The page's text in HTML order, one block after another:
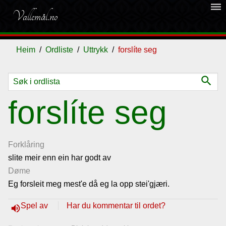
Vallemål.no
dehaze
Heim Ordliste Uttrykk forslíte seg
search
forslíte seg
Forklåring
slite meir enn ein har godt av
Døme
Eg forsleit meg mest'e då eg la opp stei'gjæri.
volume_upSpel av Har du kommentar til ordet?
Ordliste
Om
vallemålet
Gjestebok
Nyhende